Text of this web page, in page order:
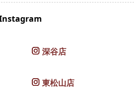
深谷店
東松山店